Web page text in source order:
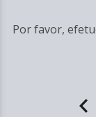
Por favor,